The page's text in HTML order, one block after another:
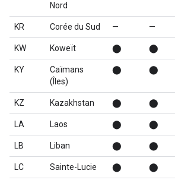
Nord
KR Corée du Sud — —
KW Koweït ⬤ ⬤
KY
Caïmans
(Îles)
⬤ ⬤
KZ Kazakhstan ⬤ ⬤
LA Laos ⬤ ⬤
LB Liban ⬤ ⬤
LC Sainte-Lucie ⬤ ⬤